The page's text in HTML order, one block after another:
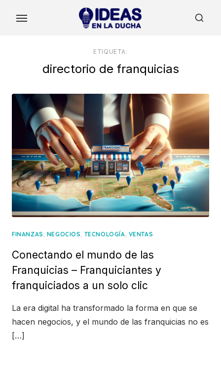
ETIQUETA:
directorio de franquicias
FINANZAS, NEGOCIOS, TECNOLOGÍA, VENTAS
Conectando el mundo de las
Franquicias – Franquiciantes y
franquiciados a un solo clic
La era digital ha transformado la forma en que se
hacen negocios, y el mundo de las franquicias no es
[…]